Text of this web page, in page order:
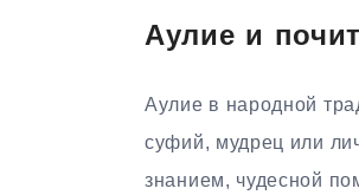
Аулие и
Аулие в народной
суфий, мудрец или
знанием, чудесной